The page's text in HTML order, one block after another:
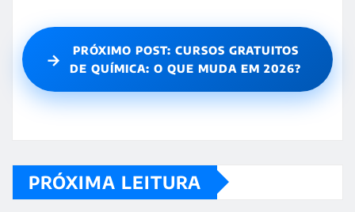
→
PRÓXIMO POST: CURSOS GRATUITOS
DE QUÍMICA: O QUE MUDA EM 2026?
PRÓXIMA LEITURA